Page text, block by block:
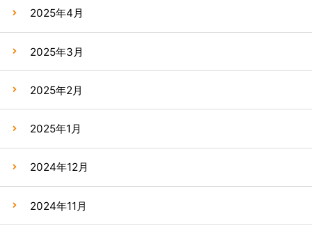
2025年4月
2025年3月
2025年2月
2025年1月
2024年12月
2024年11月